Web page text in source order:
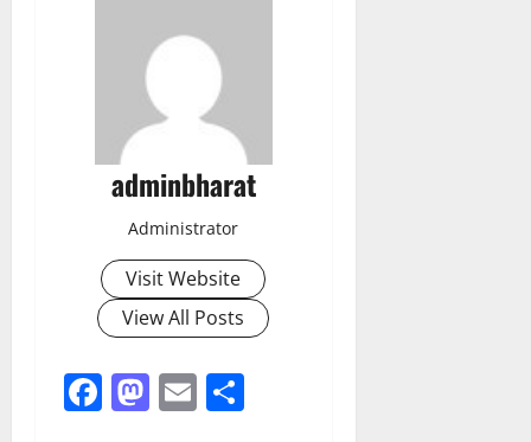
adminbharat
Administrator
Visit Website
View All Posts
Facebook
Mastodon
Email